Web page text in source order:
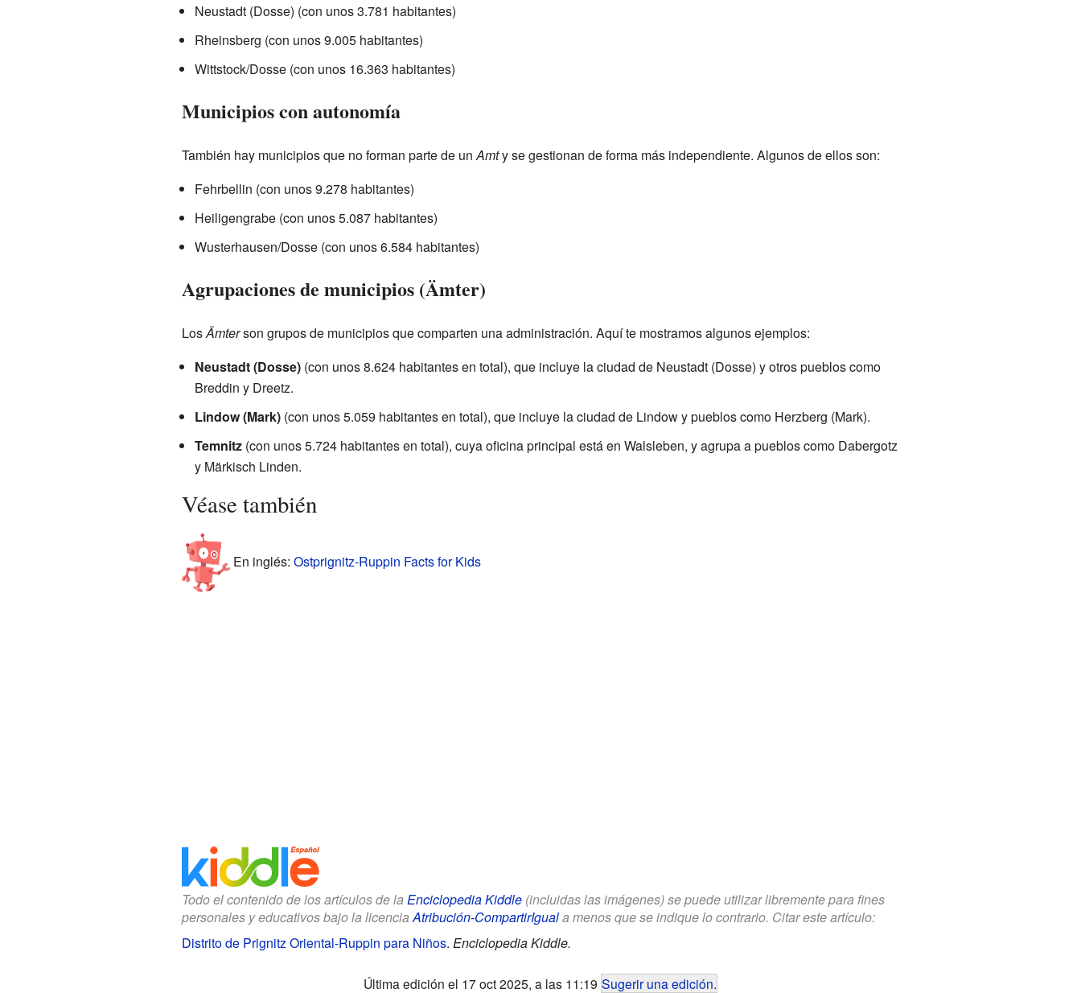
Neustadt (Dosse) (con unos 3.781 habitantes)
Rheinsberg (con unos 9.005 habitantes)
Wittstock/Dosse (con unos 16.363 habitantes)
Municipios con autonomía
También hay municipios que no forman parte de unAmty se gestionan de forma más independiente. Algunos de ellos son:
Fehrbellin (con unos 9.278 habitantes)
Heiligengrabe (con unos 5.087 habitantes)
Wusterhausen/Dosse (con unos 6.584 habitantes)
Agrupaciones de municipios (Ämter)
LosÄmterson grupos de municipios que comparten una administración. Aquí te mostramos algunos ejemplos:
Neustadt (Dosse)(con unos 8.624 habitantes en total), que incluye la ciudad de Neustadt (Dosse) y otros pueblos como
Breddin y Dreetz.
Lindow (Mark)(con unos 5.059 habitantes en total), que incluye la ciudad de Lindow y pueblos como Herzberg (Mark).
Temnitz(con unos 5.724 habitantes en total), cuya oficina principal está en Walsleben, y agrupa a pueblos como Dabergotz
y Märkisch Linden.
Véase también
En inglés: Ostprignitz-Ruppin Facts for Kids
Todo el contenido de los artículos de la Enciclopedia Kiddle(incluidas las imágenes) se puede utilizar libremente para fines
personales y educativos bajo la licenciaAtribución-CompartirIguala menos que se indique lo contrario. Citar este artículo:
Distrito de Prignitz Oriental-Ruppin para Niños. Enciclopedia Kiddle.
Última edición el 17 oct 2025, a las 11:19 Sugerir una edición.